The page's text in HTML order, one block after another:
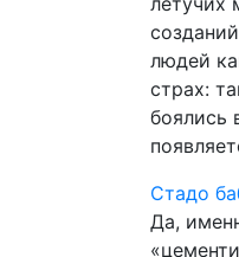
людей
страх:
боялись
Стадо
Да,